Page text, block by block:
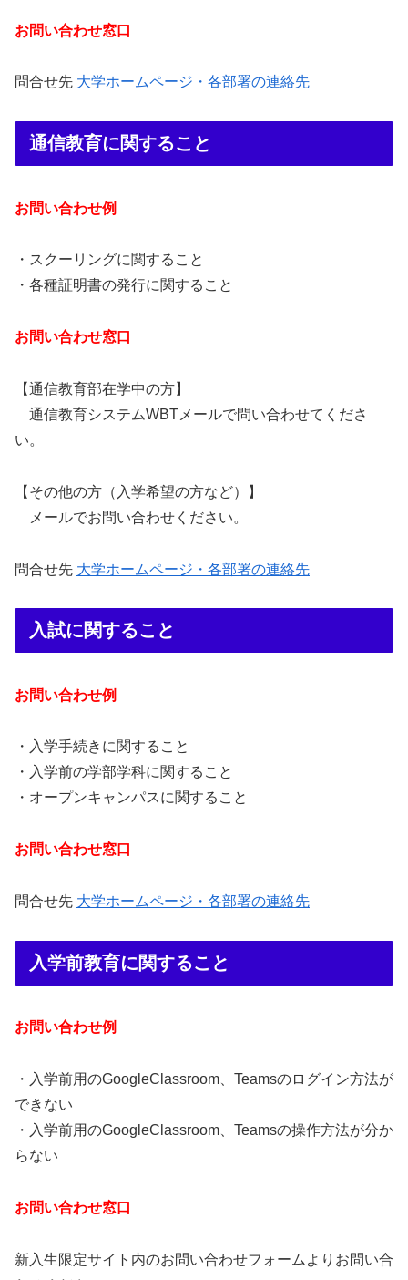
お問い合わせ窓口
問合せ先 大学ホームページ・各部署の連絡先
通信教育に関すること
お問い合わせ例
・スクーリングに関すること
・各種証明書の発行に関すること
お問い合わせ窓口
【通信教育部在学中の方】
通信教育システムWBTメールで問い合わせてくださ
い。
【その他の方（入学希望の方など）】
メールでお問い合わせください。
問合せ先 大学ホームページ・各部署の連絡先
入試に関すること
お問い合わせ例
・入学手続きに関すること
・入学前の学部学科に関すること
・オープンキャンパスに関すること
お問い合わせ窓口
問合せ先 大学ホームページ・各部署の連絡先
入学前教育に関すること
お問い合わせ例
・入学前用のGoogleClassroom、Teamsのログイン方法が
できない
・入学前用のGoogleClassroom、Teamsの操作方法が分か
らない
お問い合わせ窓口
新入生限定サイト内のお問い合わせフォームよりお問い合